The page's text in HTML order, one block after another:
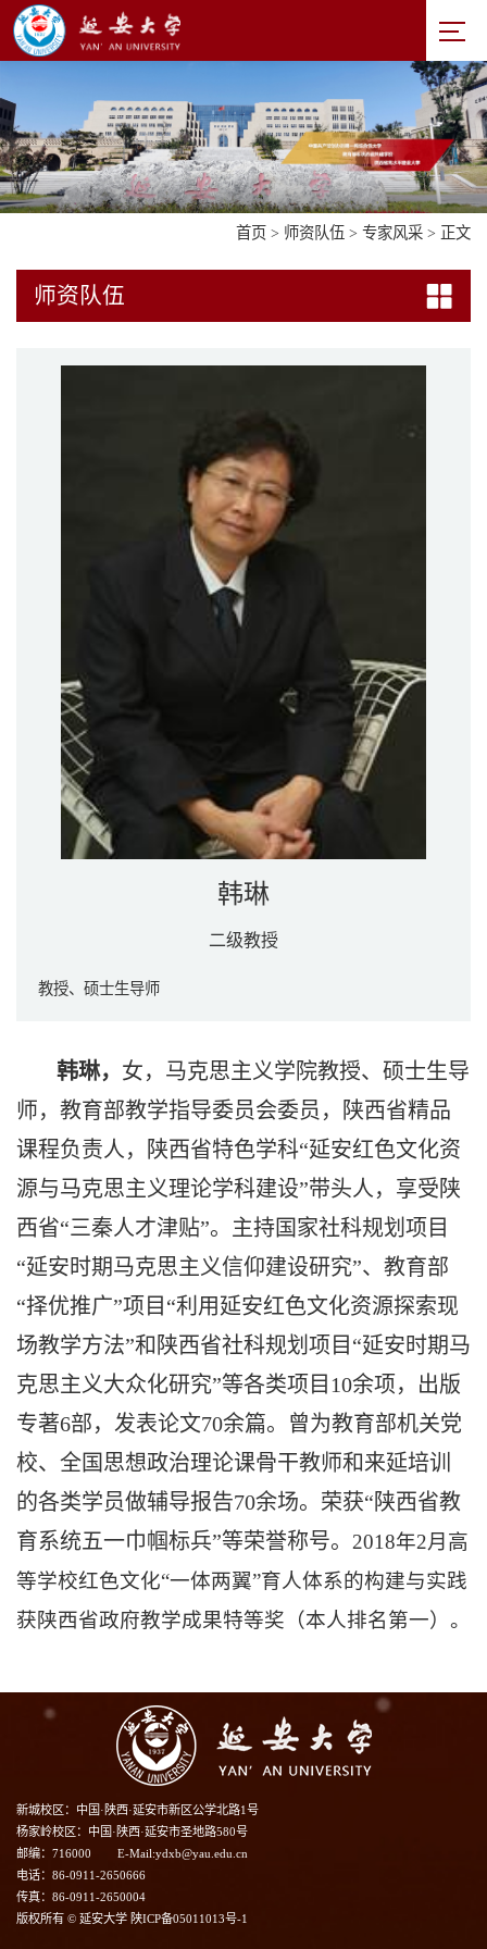
首页 > 师资队伍 > 专家风采 > 正文
师资队伍
韩琳
二级教授
教授、硕士生导师
韩琳， 女，马克思主义学院教授、硕士生导
师，教育部教学指导委员会委员，陕西省精品
课程负责人，陕西省特色学科“延安红色文化资
源与马克思主义理论学科建设”带头人，享受陕
西省“三秦人才津贴”。主持国家社科规划项目
“延安时期马克思主义信仰建设研究”、教育部
“择优推广”项目“利用延安红色文化资源探索现
场教学方法”和陕西省社科规划项目“延安时期马
克思主义大众化研究”等各类项目10余项，出版
专著6部，发表论文70余篇。曾为教育部机关党
校、全国思想政治理论课骨干教师和来延培训
的各类学员做辅导报告70余场。荣获“陕西省教
育系统五一巾帼标兵”等荣誉称号。 2018年2月高
等学校红色文化“一体两翼”育人体系的构建与实践
获陕西省政府教学成果特等奖（本人排名第一）。
新城校区：中国·陕西·延安市新区公学北路1号
杨家岭校区：中国·陕西·延安市圣地路580号
邮编：716000
E-Mail:ydxb@yau.edu.cn
电话：86-0911-2650666
传真：86-0911-2650004
版权所有 © 延安大学 陕ICP备05011013号-1